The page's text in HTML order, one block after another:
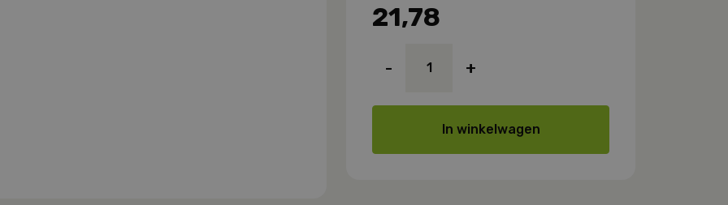
21,78
-
Biocalce
Tipo
+
In winkelwagen